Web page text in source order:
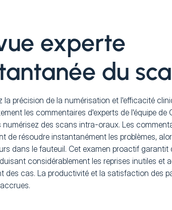
experte
du
la précision de la numérisation et l'efficacité
les commentaires d'experts de l'équipe de
numérisez des scans intra-oraux. Les
de résoudre instantanément les problèmes,
dans le fauteuil. Cet examen proactif garantit
considérablement les reprises inutiles et
des cas. La productivité et la satisfaction des